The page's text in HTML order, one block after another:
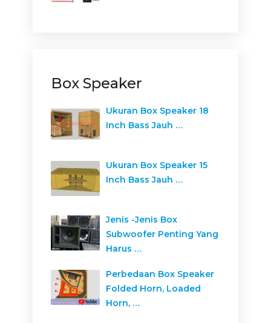
Box Speaker
Ukuran Box Speaker 18
Inch Bass Jauh …
Ukuran Box Speaker 15
Inch Bass Jauh …
Jenis -Jenis Box
Subwoofer Penting Yang
Harus …
Perbedaan Box Speaker
Folded Horn, Loaded
Horn, …